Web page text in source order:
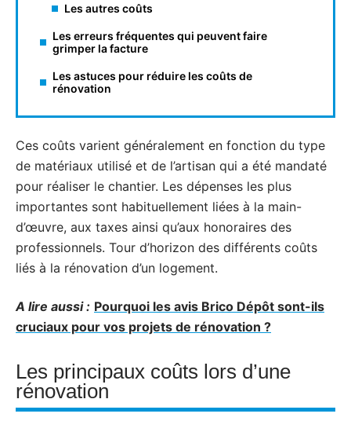
Les autres coûts
Les erreurs fréquentes qui peuvent faire
grimper la facture
Les astuces pour réduire les coûts de
rénovation
Ces coûts varient généralement en fonction du type
de matériaux utilisé et de l’artisan qui a été mandaté
pour réaliser le chantier. Les dépenses les plus
importantes sont habituellement liées à la main-
d’œuvre, aux taxes ainsi qu’aux honoraires des
professionnels. Tour d’horizon des différents coûts
liés à la rénovation d’un logement.
A lire aussi : Pourquoi les avis Brico Dépôt sont-ils
cruciaux pour vos projets de rénovation ?
Les principaux coûts lors d’une
rénovation